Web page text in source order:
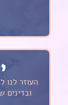
העוזר לנו
ובדינים